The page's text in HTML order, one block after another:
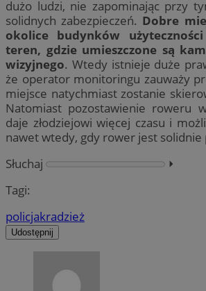
dużo ludzi, nie zapominając przy
solidnych zabezpieczeń. Dobre
okolice budynków
teren, gdzie umieszczone są
wizyjnego. Wtedy istnieje duże
że operator monitoringu zauważy
miejsce natychmiast zostanie
Natomiast pozostawienie roweru
daje złodziejowi więcej czasu i
nawet wtedy, gdy rower jest solidnie
Słuchaj
⏵︎
Tagi:
policjakradzież
Udostępnij